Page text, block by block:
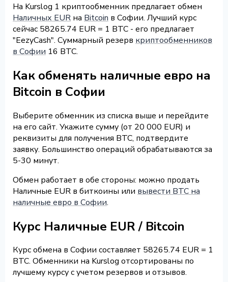
На Kurslog 1 криптообменник предлагает обмен
Наличных EUR на Bitcoin в Софии. Лучший курс
сейчас 58265.74 EUR = 1 BTC - его предлагает
"EezyCash". Суммарный резерв криптообменников
в Софии 16 BTC.
Как обменять наличные евро на
Bitcoin в Софии
Выберите обменник из списка выше и перейдите
на его сайт. Укажите сумму (от 20 000 EUR) и
реквизиты для получения BTC, подтвердите
заявку. Большинство операций обрабатываются за
5-30 минут.
Обмен работает в обе стороны: можно продать
Наличные EUR в биткоины или вывести BTC на
наличные евро в Софии.
Курс Наличные EUR / Bitcoin
Курс обмена в Софии составляет 58265.74 EUR = 1
BTC. Обменники на Kurslog отсортированы по
лучшему курсу с учетом резервов и отзывов.